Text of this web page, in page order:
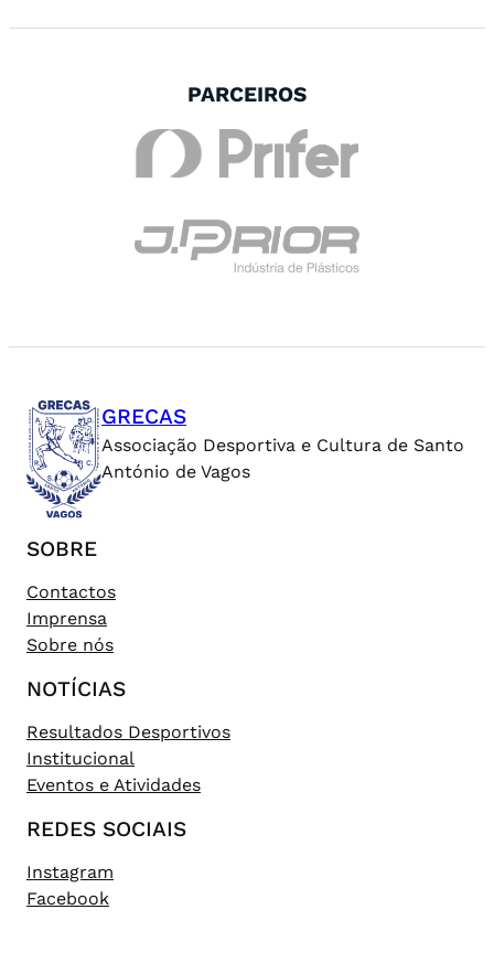
PARCEIROS
GRECAS
Associação Desportiva e Cultura de Santo
António de Vagos
SOBRE
Contactos
Imprensa
Sobre nós
NOTÍCIAS
Resultados Desportivos
Institucional
Eventos e Atividades
REDES SOCIAIS
Instagram
Facebook